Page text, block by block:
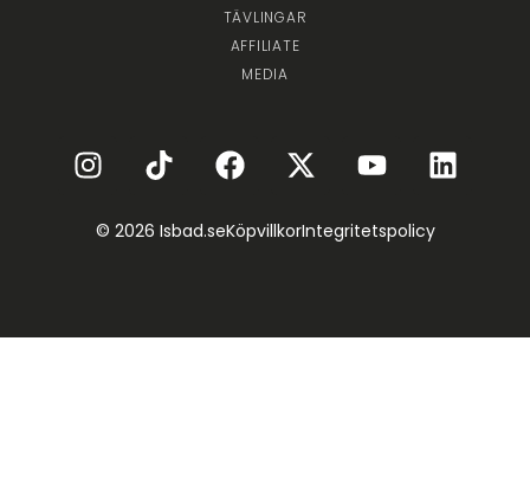
TÄVLINGAR
AFFILIATE
MEDIA
© 2026 Isbad.seKöpvillkorIntegritetspolicy